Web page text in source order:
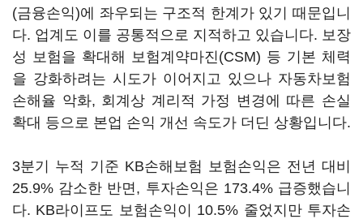
(금융손익)에 좌우되는 구조적 한계가 있기 때문입니
다. 업계도 이를 공통적으로 지적하고 있습니다. 보장
성 보험을 확대해 보험계약마진(CSM) 등 기본 체력
을 강화하려는 시도가 이어지고 있으나 자동차보험
손해율 악화, 회계상 계리적 가정 변경에 따른 손실
확대 등으로 본업 손익 개선 속도가 더딘 상황입니다.
3분기 누적 기준 KB손해보험 보험손익은 전년 대비
25.9% 감소한 반면, 투자손익은 173.4% 급증했습니
다. KB라이프도 보험손익이 10.5% 줄었지만 투자손